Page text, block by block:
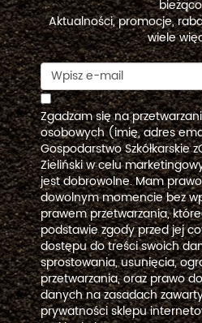
Aktualności, promocje,
wiele
Zgadzam się na
osobowych (imię, adres
Gospodarstwo Szkółkarskie
Zieliński w celu
jest dobrowolne. Mam
dowolnym momencie bez
prawem przetwarzania,
podstawie zgody przed jej
dostępu do treści swoich
sprostowania, usunięcia,
przetwarzania, oraz prawo
danych na zasadach
prywatności sklepu